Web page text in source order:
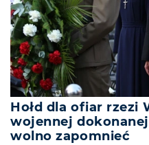
Hołd dla ofiar rzezi
wojennej
wolno zapomnieć